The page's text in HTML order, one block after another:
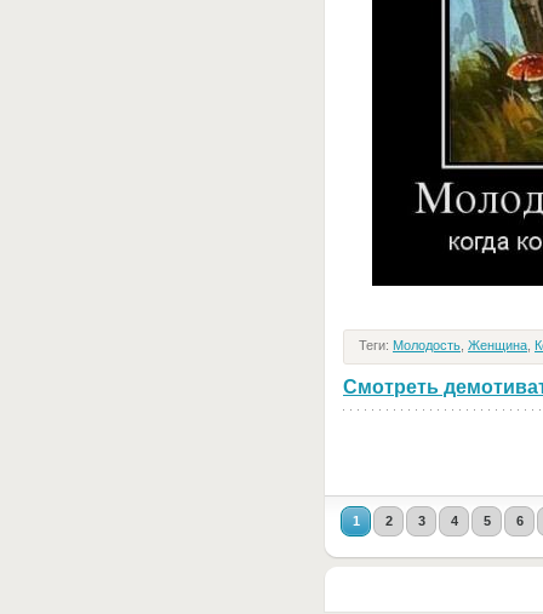
Теги: Молодость Женщина
Смотреть
1 2 3 4 5 6